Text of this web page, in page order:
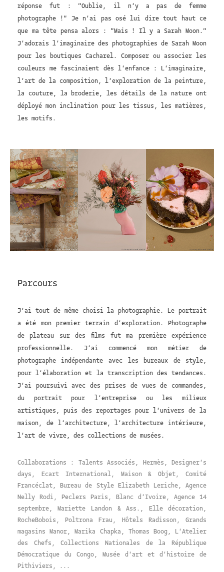
réponse fut : "Oublie, il n'y a pas de femme
photographe !" Je n'ai pas osé lui dire tout haut ce
que ma tête pensa alors : "Mais ! Il y a Sarah Moon."
J'adorais l'imaginaire des photographies de Sarah Moon
pour les boutiques Cacharel. Composer ou associer les
couleurs me fascinaient dès l'enfance : L'imaginaire,
l'art de la composition, l'exploration de la peinture,
la couture, la broderie, les détails de la nature ont
déployé mon inclination pour les tissus, les matières,
les motifs.
Parcours
J'ai tout de même choisi la photographie. Le portrait
a été mon premier terrain d'exploration. Photographe
de plateau sur des films fut ma première expérience
professionnelle. J'ai commencé mon métier de
photographe indépendante avec les bureaux de style,
pour l'élaboration et la transcription des tendances.
J'ai poursuivi avec des prises de vues de commandes,
du portrait pour l'entreprise ou les milieux
artistiques, puis des reportages pour l'univers de la
maison, de l'architecture, l'architecture intérieure,
l'art de vivre, des collections de musées.
Collaborations : Talents Associés, Hermès, Designer's
days, Ecart International, Maison & Objet, Comité
Francéclat, Bureau de Style Elizabeth Leriche, Agence
Nelly Rodi, Peclers Paris, Blanc d'Ivoire, Agence 14
septembre, Mariette Landon & Ass., Elle décoration,
RocheBobois, Poltrona Frau, Hôtels Radisson, Grands
magasins Manor, Marika Chapka, Thomas Boog, L'Atelier
des Chefs, Collections Nationales de la République
Démocratique du Congo, Musée d'art et d'histoire de
Pithiviers, ...